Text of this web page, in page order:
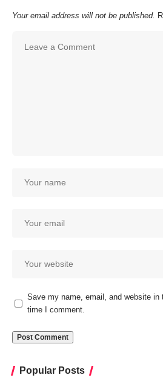
Your email address will not be published.
Save my name, email, and website in
time I comment.
Popular Posts